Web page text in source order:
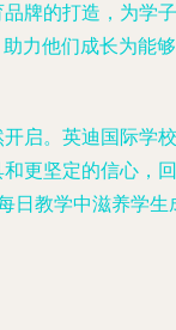
牌的打造，为学子
力他们成长为能够
启。英迪国际学校
更坚定的信心，回
日教学中滋养学生